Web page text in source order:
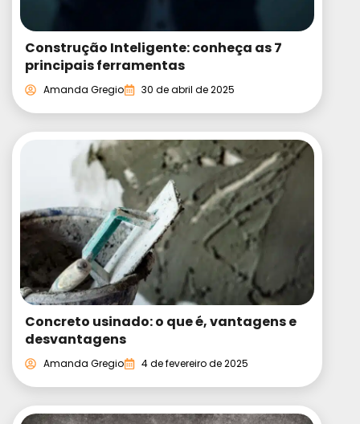
Construção Inteligente: conheça as 7
principais ferramentas
Amanda Gregio 30 de abril de 2025
Concreto usinado: o que é, vantagens e
desvantagens
Amanda Gregio 4 de fevereiro de 2025